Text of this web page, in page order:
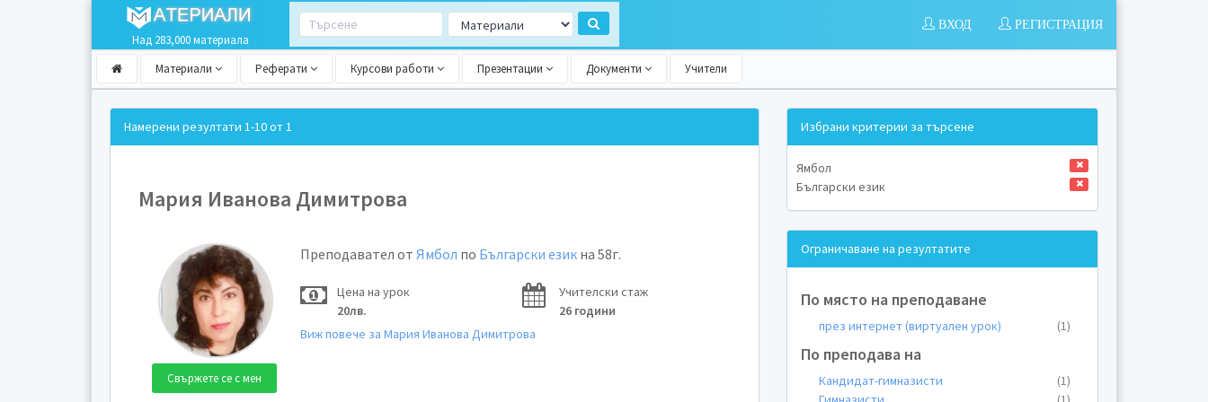
Над 283,000 материала
РЕГИСТРАЦИЯ
ВХОД
Материали Реферати Курсови работи Презентации Документи Учители
Намерени резултати 1-10 от 1
Мария Иванова Димитрова
Свържете се с мен
Преподавател от Ямбол по Български езикна 58г.
Цена на урок
20лв.
Учителски стаж
26 години
Виж повече за Мария Иванова Димитрова
Избрани критерии за търсене
Ямбол
Български език
Ограничаване на резултатите
По място на преподаване
през интернет (виртуален урок) (1)
По преподава на
Кандидат-гимназисти
(1)